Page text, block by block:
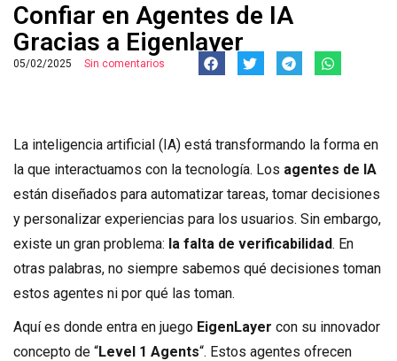
Confiar en Agentes de IA
Gracias a Eigenlayer
05/02/2025 Sin comentarios
La inteligencia artificial (IA) está transformando la forma en
la que interactuamos con la tecnología. Los agentes de IA
están diseñados para automatizar tareas, tomar decisiones
y personalizar experiencias para los usuarios. Sin embargo,
existe un gran problema: la falta de verificabilidad. En
otras palabras, no siempre sabemos qué decisiones toman
estos agentes ni por qué las toman.
Aquí es donde entra en juego EigenLayer con su innovador
concepto de “Level 1 Agents“. Estos agentes ofrecen